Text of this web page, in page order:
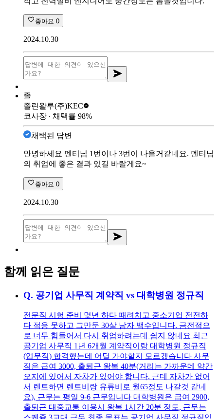
좋아요 0
2024.10.30
졸
졸린왈루(주)KEC
코사장 ∙ 채택률 98%
채택된 답변
안녕하세요 멘티님 1번이나 3번이 나을거같네요. 멘티님
의 취업에 좋은 결과 있길 바랄게요~
좋아요 0
2024.10.30
함께 읽은 질문
Q. 공기업 사무직 계약직 vs 대학병원 정규직
전문직 시험 준비 몇년 하다 때려치고 중소기업 전전하
다 적응 못하고 그만둔 30살 남자 백수입니다. 금전적으
로 너무 힘들어서 다시 취업하려는데 쉽지 않네요 최근
공기업 사무직 1년 6개월 계약직이랑 대학병원 정규직
(업무직) 합격했는데 어딜 가야할지 모르겠습니다 사무
직은 급여 3000, 출퇴근 왕복 40분(거리는 가까운데 약간
오지에 있어서 자차가 있어야 합니다. 근데 자차가 없어
서 렌트하면 렌트비랑 유류비로 월65정도 나갈것 같네
요), 근무는 평일 9-6 근무입니다 대학병원은 급여 2900,
출퇴근 대중교통 이용시 왕복 1시간 20분 정도, 근무는